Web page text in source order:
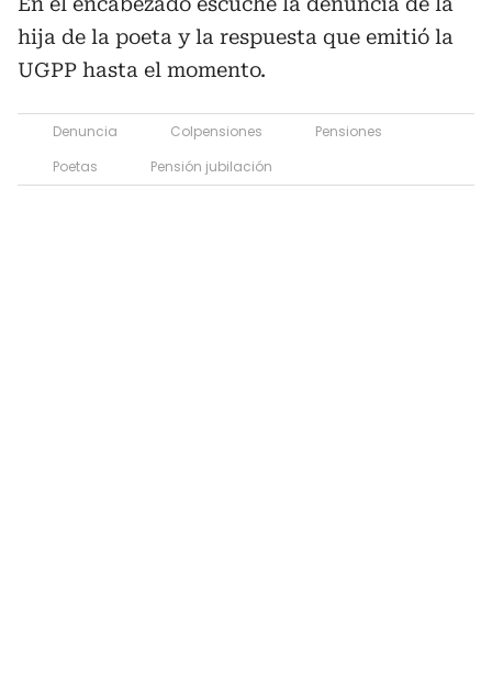
hija de la poeta y la respuesta que emitió la
UGPP hasta el momento.
Denuncia Colpensiones
Pensiones
Poetas
Pensión jubilación